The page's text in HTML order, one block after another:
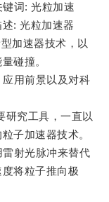
词: 光粒加速
: 光粒加速器
加速器技术，以
碰撞。
用前景以及对科
究工具，一直以
子加速器技术。
射光脉冲来替代
将粒子推向极